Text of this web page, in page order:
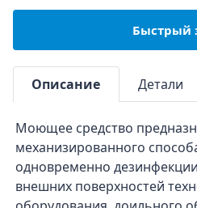
Быстрый
Описание Детали
Моющее средство
механизированного
одновременно
внешних поверхностей